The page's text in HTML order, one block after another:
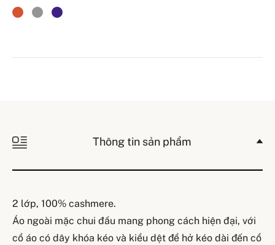
Thông tin sản phẩm
2 lớp, 100% cashmere.
Áo ngoài mặc chui đầu mang phong cách hiện đại, với
cổ áo có dây khóa kéo và kiểu dệt để hở kéo dài đến cổ